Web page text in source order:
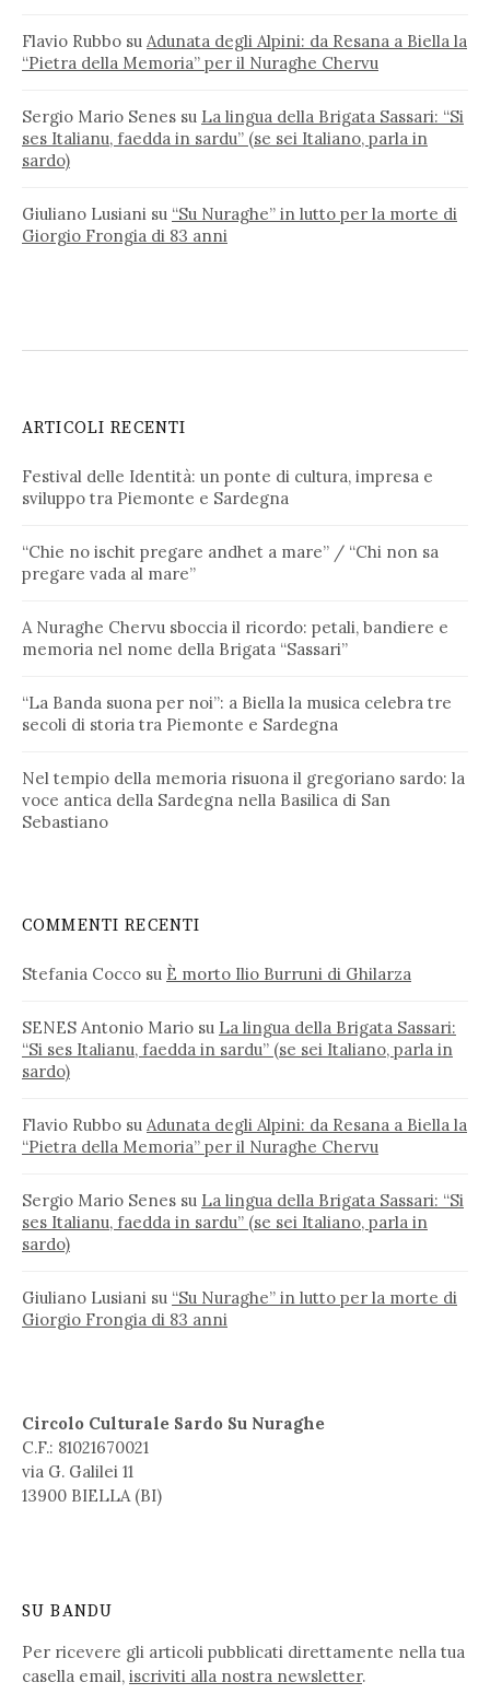
Flavio Rubbo su Adunata degli Alpini: da Resana a Biella la
“Pietra della Memoria” per il Nuraghe Chervu
Sergio Mario Senes su La lingua della Brigata Sassari: “Si
ses Italianu, faedda in sardu” (se sei Italiano, parla in
sardo)
Giuliano Lusiani su “Su Nuraghe” in lutto per la morte di
Giorgio Frongia di 83 anni
ARTICOLI RECENTI
Festival delle Identità: un ponte di cultura, impresa e
sviluppo tra Piemonte e Sardegna
“Chie no ischit pregare andhet a mare” / “Chi non sa
pregare vada al mare”
A Nuraghe Chervu sboccia il ricordo: petali, bandiere e
memoria nel nome della Brigata “Sassari”
“La Banda suona per noi”: a Biella la musica celebra tre
secoli di storia tra Piemonte e Sardegna
Nel tempio della memoria risuona il gregoriano sardo: la
voce antica della Sardegna nella Basilica di San
Sebastiano
COMMENTI RECENTI
Stefania Cocco su È morto Ilio Burruni di Ghilarza
SENES Antonio Mario su La lingua della Brigata Sassari:
“Si ses Italianu, faedda in sardu” (se sei Italiano, parla in
sardo)
Flavio Rubbo su Adunata degli Alpini: da Resana a Biella la
“Pietra della Memoria” per il Nuraghe Chervu
Sergio Mario Senes su La lingua della Brigata Sassari: “Si
ses Italianu, faedda in sardu” (se sei Italiano, parla in
sardo)
Giuliano Lusiani su “Su Nuraghe” in lutto per la morte di
Giorgio Frongia di 83 anni
Circolo Culturale Sardo Su Nuraghe
C.F.: 81021670021
via G. Galilei 11
13900 BIELLA (BI)
SU BANDU
Per ricevere gli articoli pubblicati direttamente nella tua
casella email, iscriviti alla nostra newsletter.